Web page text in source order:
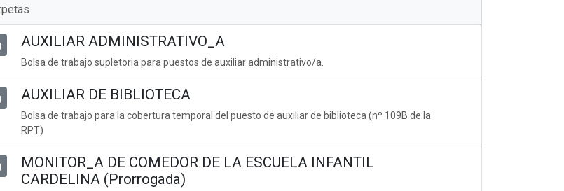
AUXILIAR ADMINISTRATIVO_A
Bolsa de trabajo supletoria para puestos de auxiliar administrativo/a.
AUXILIAR DE BIBLIOTECA
Bolsa de trabajo para la cobertura temporal del puesto de auxiliar de biblioteca (nº 109B de la
RPT)
MONITOR_A DE COMEDOR DE LA ESCUELA INFANTIL
CARDELINA (Prorrogada)